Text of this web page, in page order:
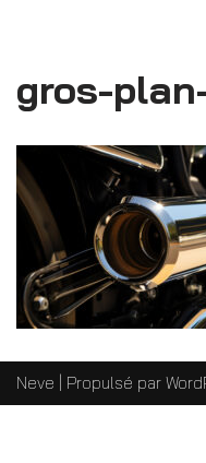
gros-
Neve | Propulsé par